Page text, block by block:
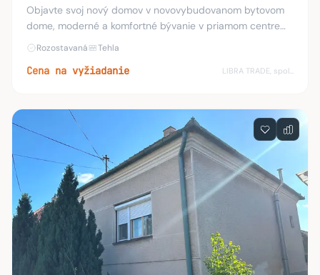
Objavte svoj nový domov v novovybudovanom bytovom
dome, moderné a komfortné bývanie v priamom centre
obce Dvory nad Žitavou. V blízkosti bytového domu
Rozostavaná Tehla
Cena na vyžiadanie LIBRA TRADE, spol.s.r.o.